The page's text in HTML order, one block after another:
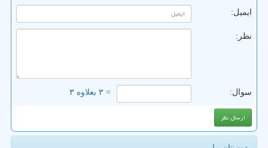
ایمیل:
نظر:
سوال: = ۳ بعلاوه ۳